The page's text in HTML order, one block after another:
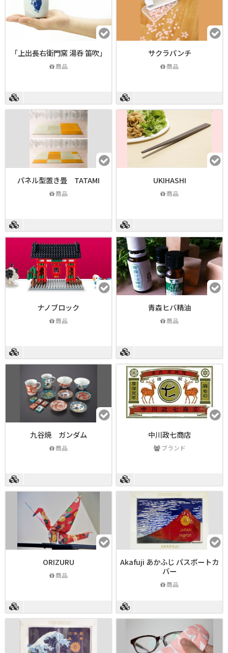
「上出長右衛門窯 湯呑 笛吹」
商品
サクラパンチ
商品
パネル型置き畳 TATAMI
商品
UKIHASHI
商品
ナノブロック
商品
青森ヒバ精油
商品
九谷焼 ガンダム
商品
中川政七商店
ブランド
ORIZURU
商品
Akafuji あかふじ パスポートカ
バー
商品